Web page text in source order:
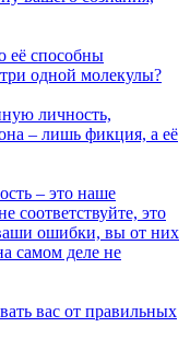
её способны
одной молекулы?
личность,
– лишь фикция, а её
– это наше
соответствуйте, это
ошибки, вы от них
самом деле не
вас от правильных